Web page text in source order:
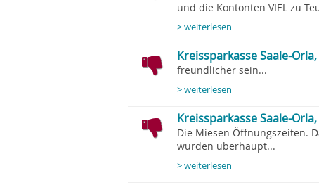
und die Kontonten VIEL zu
> weiterlesen
Kreissparkasse Saale-
freundlicher sein...
> weiterlesen
Kreissparkasse Saale-
Die Miesen Öffnungszeiten.
wurden überhaupt...
> weiterlesen